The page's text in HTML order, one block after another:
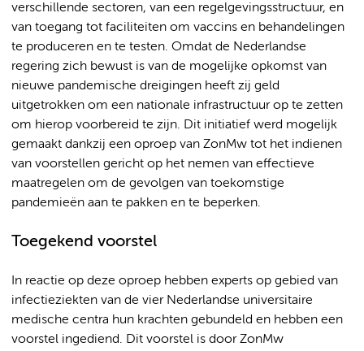
verschillende sectoren, van een regelgevingsstructuur, en
van toegang tot faciliteiten om vaccins en behandelingen
te produceren en te testen. Omdat de Nederlandse
regering zich bewust is van de mogelijke opkomst van
nieuwe pandemische dreigingen heeft zij geld
uitgetrokken om een nationale infrastructuur op te zetten
om hierop voorbereid te zijn. Dit initiatief werd mogelijk
gemaakt dankzij een oproep van ZonMw tot het indienen
van voorstellen gericht op het nemen van effectieve
maatregelen om de gevolgen van toekomstige
pandemieën aan te pakken en te beperken.
Toegekend voorstel
In reactie op deze oproep hebben experts op gebied van
infectieziekten van de vier Nederlandse universitaire
medische centra hun krachten gebundeld en hebben een
voorstel ingediend. Dit voorstel is door ZonMw